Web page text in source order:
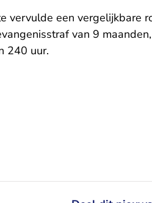
vervulde een vergelijkbare
van 9
240 uur.